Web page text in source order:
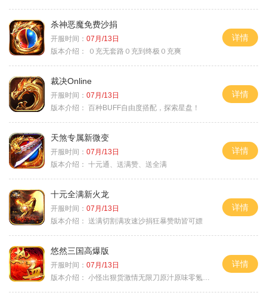
杀神恶魔免费沙捐
开服时间： 07月/13日
版本介绍：
０充无套路０充到终极０充爽
详情
裁决Online
开服时间： 07月/13日
版本介绍： 百种BUFF自由度搭配，探索星盘！
详情
天煞专属新微变
开服时间： 07月/13日
版本介绍： 十元通、送满赞、送全满
详情
十元全满新火龙
开服时间： 07月/13日
版本介绍： 送满切割满攻速沙捐狂暴赞助皆可嫖
详情
悠然三国高爆版
开服时间： 07月/13日
版本介绍： 小怪出狠货激情无限刀原汁原味零氪通关
详情